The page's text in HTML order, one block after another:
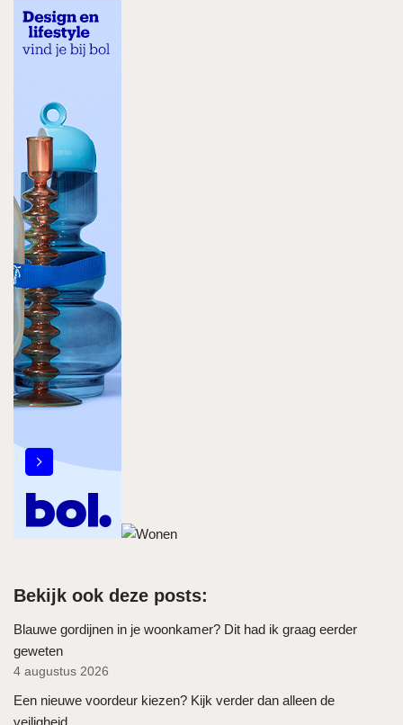
Bekijk ook deze posts:
Blauwe gordijnen in je woonkamer? Dit had ik graag eerder
geweten
4 augustus 2026
Een nieuwe voordeur kiezen? Kijk verder dan alleen de
veiligheid